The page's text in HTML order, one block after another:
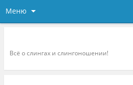
Меню
Всё о слингах и слингоношении!